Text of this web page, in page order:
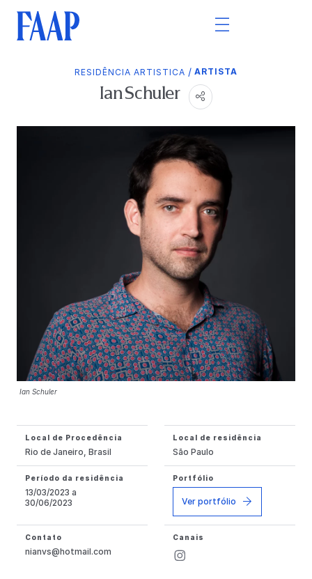
RESIDÊNCIA ARTISTICA / ARTISTA
Ian Schuler
Ian Schuler
Local de Procedência
Rio de Janeiro, Brasil
Local de residência
São Paulo
Período da residência
13/03/2023 a
30/06/2023
Portfólio
Ver portfólio
Contato
nianvs@hotmail.com
Canais